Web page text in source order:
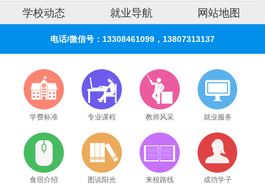
学校动态
就业导航 网站地图
电话/微信号：13308461099，13807313137
学费标准 专业课程 教师风采 就业服务
食宿介绍 图说阳光 来校路线 成功学子